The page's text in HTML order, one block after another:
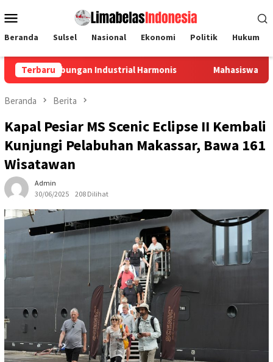
ke
Mobile
Beranda Sulsel Nasional Ekonomi Politik Hukum
Terbaru
Industrial Harmonis Mahasiswa KKN Unhas Sulap
Beranda Berita
Kapal Pesiar MS Scenic Eclipse II Kembali
Kunjungi Pelabuhan Makassar, Bawa 161
Wisatawan
Admin
30/06/2025
208 Dilihat